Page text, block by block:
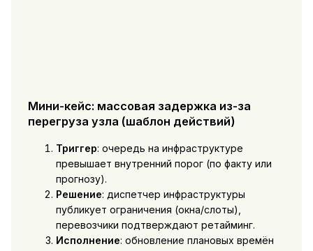
Мини-кейс: массовая задержка из-за
перегруза узла (шаблон действий)
Триггер: очередь на инфраструктуре
превышает внутренний порог (по факту или
прогнозу).
Решение: диспетчер инфраструктуры
публикует ограничения (окна/слоты),
перевозчики подтверждают ретайминг.
Исполнение: обновление плановых времён